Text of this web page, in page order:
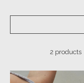
2 products